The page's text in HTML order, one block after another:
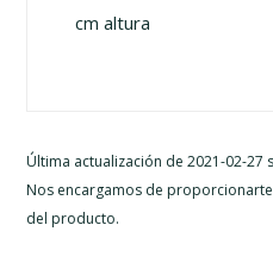
cm altura
Última actualización de 2021-02-
Nos encargamos de
del producto.